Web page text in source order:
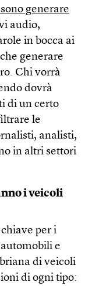
generare
audio,
in bocca ai
generare
Chi vorrà
dovrà
di un certo
le
analisti,
in altri settori
i veicoli
per i
e
di veicoli
di ogni tipo: